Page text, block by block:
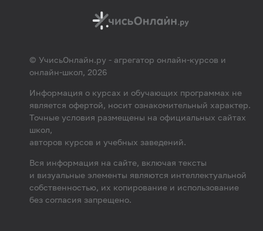
© УчисьОнлайн.ру - агрегатор онлайн-курсов и
онлайн-школ, 2026
Информация о курсах и обучающих программах не
является офертой, носит ознакомительный характер.
Точные условия размещены на официальных сайтах
школ,
авторов курсов и учебных заведений.
Вся информация на сайте, включая тексты
и визуальные элементы являются интеллектуальной
собственностью, их копирование и использование
без согласия запрещено.